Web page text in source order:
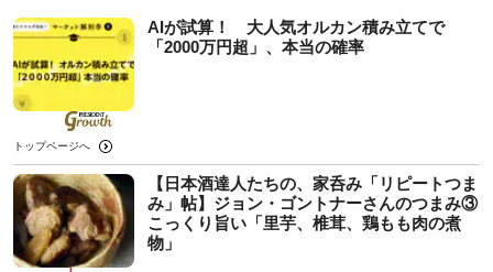
AIが試算！ 大人気オルカン積み立てで
「2000万円超」、本当の確率
トップページへ
【日本酒達人たちの、家呑み「リピートつま
み」帖】ジョン・ゴントナーさんのつまみ③
こっくり旨い「里芋、椎茸、鶏もも肉の煮
物」